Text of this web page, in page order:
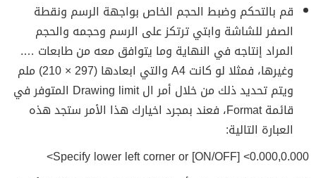
قم بالتحكم وضبط الحجم الخاص بواجهة الرسم ونقطة
الصفر للشاشة وابتي ترتكز على الرسم وحجمه والحجم
المراد إنتاجه في النهاية وما يتوافق معه من طابعات ….
وغيرها، فمثلا لو كانت A4 والتي ابعادها (297 × 210) ملم
ويتم تحديد ذلك من خلال أمر ال Drawing limit المتوفر في
قائمة Format، فعند بمجرد اخيارك هذا الأمر ستجد هذه
العبارة التالية:
Specify lower left corner or [ON/OFF] <0.000,0.000>